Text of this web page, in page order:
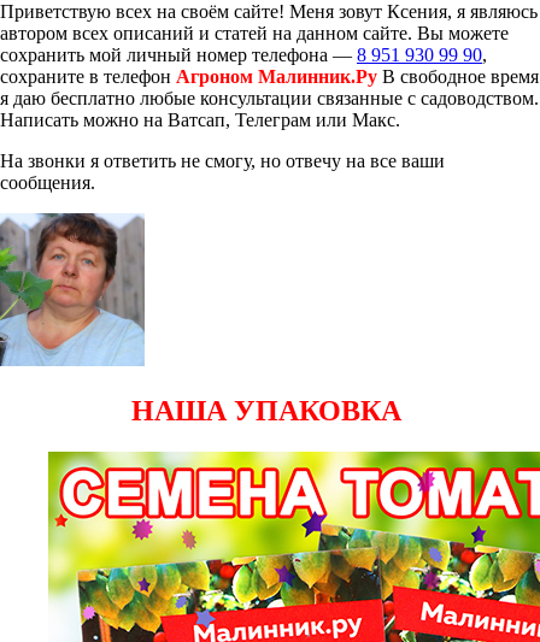
Приветствую всех на своём сайте! Меня зовут Ксения, я являюсь
автором всех описаний и статей на данном сайте. Вы можете
сохранить мой личный номер телефона — 8 951 930 99 90,
сохраните в телефон Агроном Малинник.Ру В свободное время
я даю бесплатно любые консультации связанные с садоводством.
Написать можно на Ватсап, Телеграм или Макс.
На звонки я ответить не смогу, но отвечу на все ваши
сообщения.
НАША УПАКОВКА